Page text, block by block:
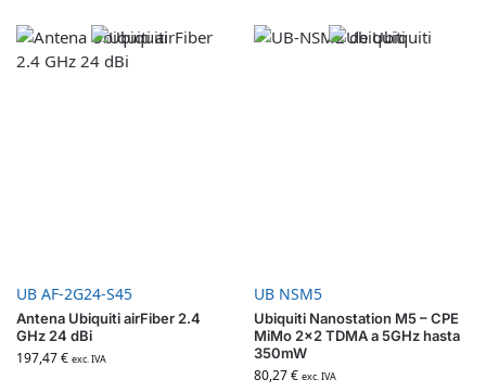
UB AF-2G24-S45
Antena Ubiquiti airFiber 2.4
GHz 24 dBi
197,47€ exc. IVA
UB NSM5
Ubiquiti Nanostation M5 – CPE
MiMo 2×2 TDMA a 5GHz hasta
350mW
80,27€ exc. IVA